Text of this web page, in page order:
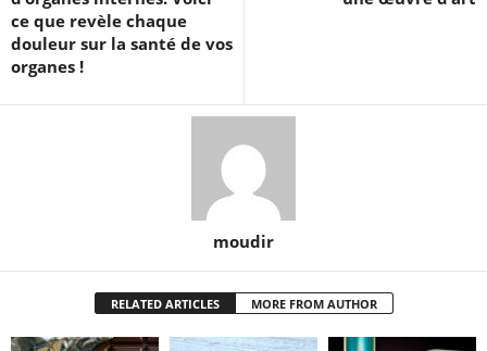
ce que revèle chaque
douleur sur la santé de vos
organes !
moudir
RELATED ARTICLES MORE FROM AUTHOR